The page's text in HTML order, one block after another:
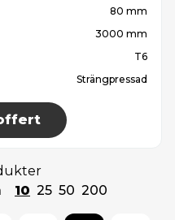
80 mm
3000 mm
T6
Strängpressad
10 25 50 200